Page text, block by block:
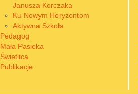
Janusza Korczaka
Ku Nowym Horyzontom
Aktywna Szkoła
Pedagog
Mała Pasieka
Świetlica
Publikacje